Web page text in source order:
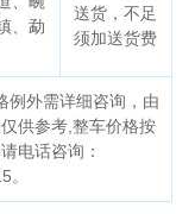
、勐
送货，不足
须加送货费
例外需详细咨询，由
供参考,整车价格按
电话咨询：
。